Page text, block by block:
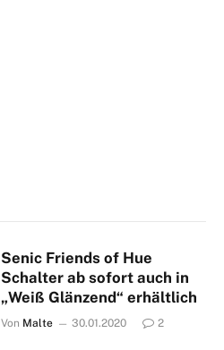
Senic Friends of Hue
Schalter ab sofort auch in
„Weiß Glänzend“ erhältlich
Von Malte 30.01.2020 2